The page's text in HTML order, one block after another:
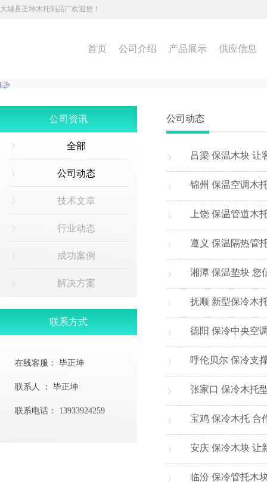
大城县正坤木托制品厂欢迎您！
首页 公司介绍 产品展示 供应信息
公司资讯
全部
公司动态
技术文章
行业动态
成功案例
解决方案
联系方式
在线客服： 毕正坤
联系人 ： 毕正坤
联系电话： 13933924259
公司动态
吕梁 保温木块 让
锦州 保温空调木
上饶 保温管道木
遵义 保温隔热管
湘潭 保温垫块 您
抚顺 新型保冷木
德阳 保冷中央空
呼伦贝尔 保冷支
张家口 保冷木托
宝鸡 保冷木托 合
安庆 保冷木块 让
临汾 保冷管托木